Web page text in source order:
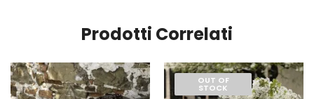
Prodotti Correlati
OUT OF
STOCK